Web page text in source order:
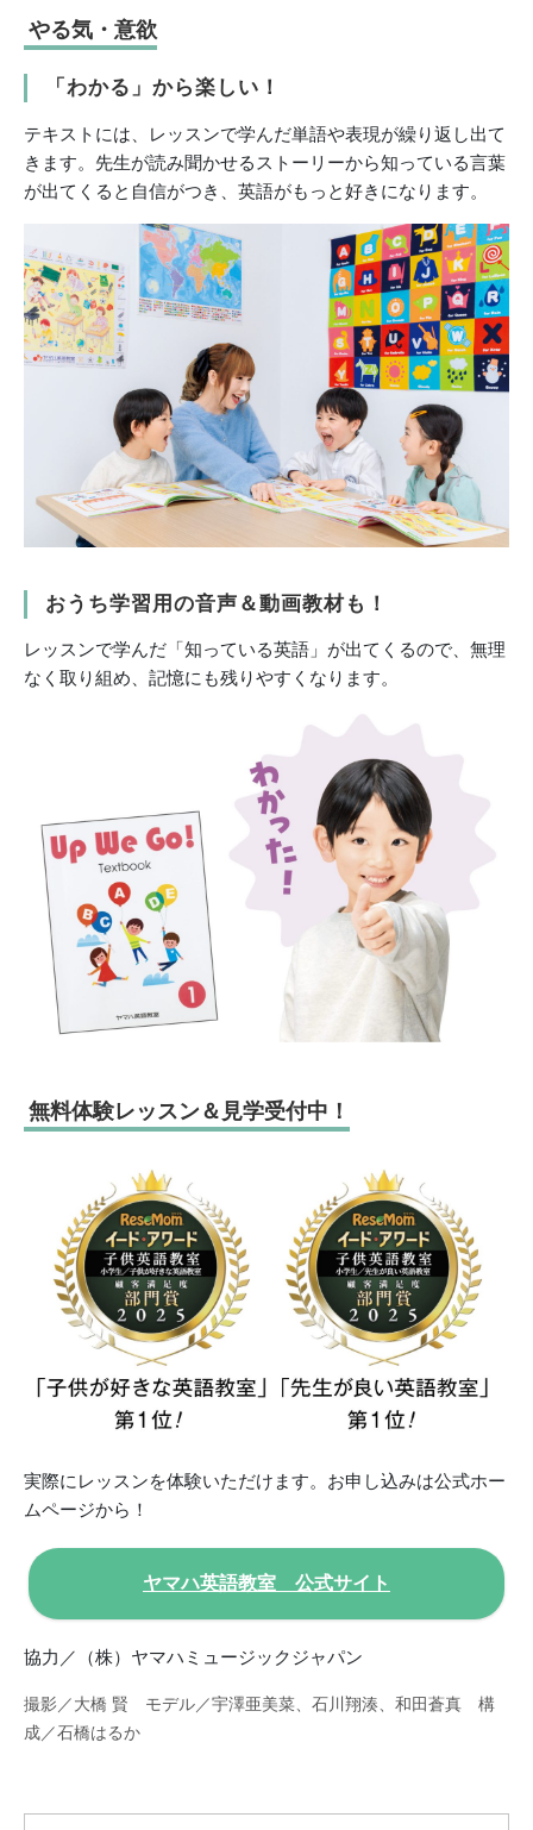
やる気・意欲
「わかる」から楽しい！
テキストには、レッスンで学んだ単語や表現が繰り返し出て
きます。先生が読み聞かせるストーリーから知っている言葉
が出てくると自信がつき、英語がもっと好きになります。
おうち学習用の音声＆動画教材も！
レッスンで学んだ「知っている英語」が出てくるので、無理
なく取り組め、記憶にも残りやすくなります。
無料体験レッスン＆見学受付中！
実際にレッスンを体験いただけます。お申し込みは公式ホー
ムページから！
ヤマハ英語教室 公式サイト
協力／（株）ヤマハミュージックジャパン
撮影／大橋 賢 モデル／宇澤亜美菜、石川翔湊、和田蒼真 構
成／石橋はるか